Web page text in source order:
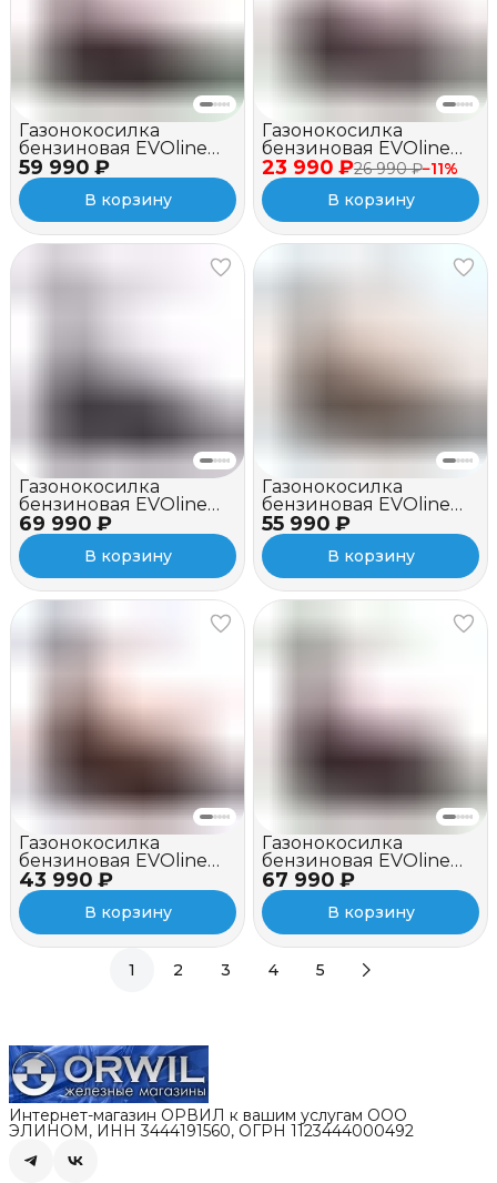
59 990 ₽
Газонокосилка
бензиновая EVOline
LMG 51 CVE TURN
В корзину
23 990 ₽26 990 ₽−11%
Газонокосилка
бензиновая EVOline
LMG 42 CP
В корзину
69 990 ₽
Газонокосилка
бензиновая EVOline
LMG 56 CVH (с
двигателем Honda)
В корзину
55 990 ₽
Газонокосилка
бензиновая EVOline
LMG 53 CVE
В корзину
43 990 ₽
Газонокосилка
бензиновая EVOline
LMG 48 CV
В корзину
67 990 ₽
Газонокосилка
бензиновая EVOline
LMG 53 CVH (с
двигателем Honda)
В корзину
1 2 3 4 5
Интернет-магазин ОРВИЛ к вашим услугам ООО
ЭЛИНОМ, ИНН 3444191560, ОГРН 1123444000492